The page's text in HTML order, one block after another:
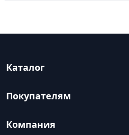
Каталог
Покупателям
Компания